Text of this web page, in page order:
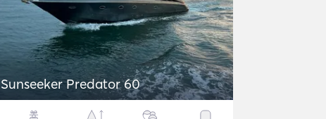
Sunseeker Predator 60